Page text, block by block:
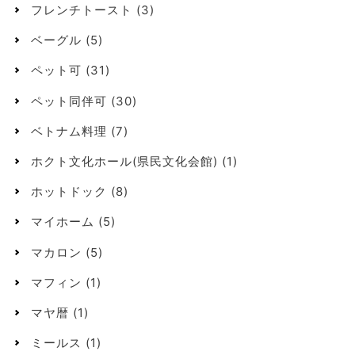
フレンチトースト (3)
ベーグル (5)
ペット可 (31)
ペット同伴可 (30)
ベトナム料理 (7)
ホクト文化ホール(県民文化会館) (1)
ホットドック (8)
マイホーム (5)
マカロン (5)
マフィン (1)
マヤ暦 (1)
ミールス (1)